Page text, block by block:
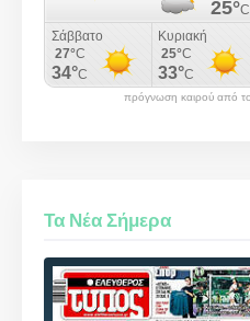
πρόγνωση καιρού από
Τα Νέα Σήμερα